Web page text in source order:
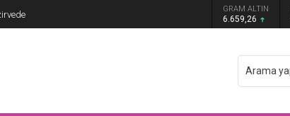
sevgilisi Aytaç Şaşmaz’a romantik
GRAM ALTIN
6.659,26